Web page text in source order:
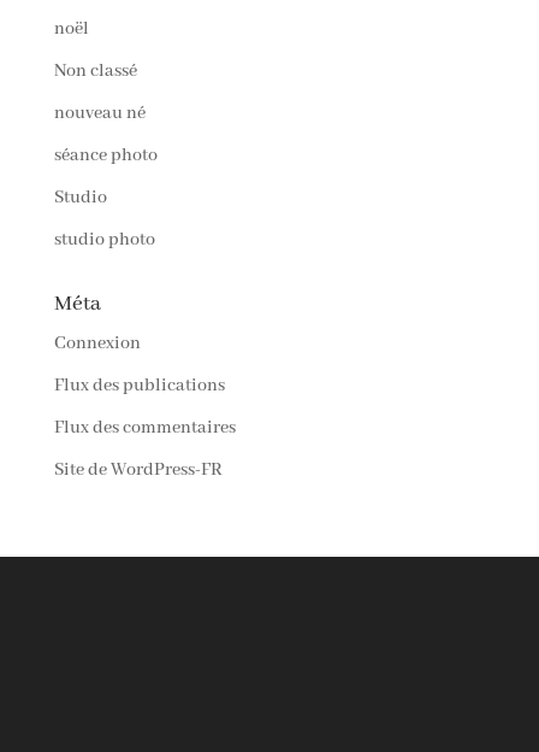
noël
Non classé
nouveau né
séance photo
Studio
studio photo
Méta
Connexion
Flux des publications
Flux des commentaires
Site de WordPress-FR